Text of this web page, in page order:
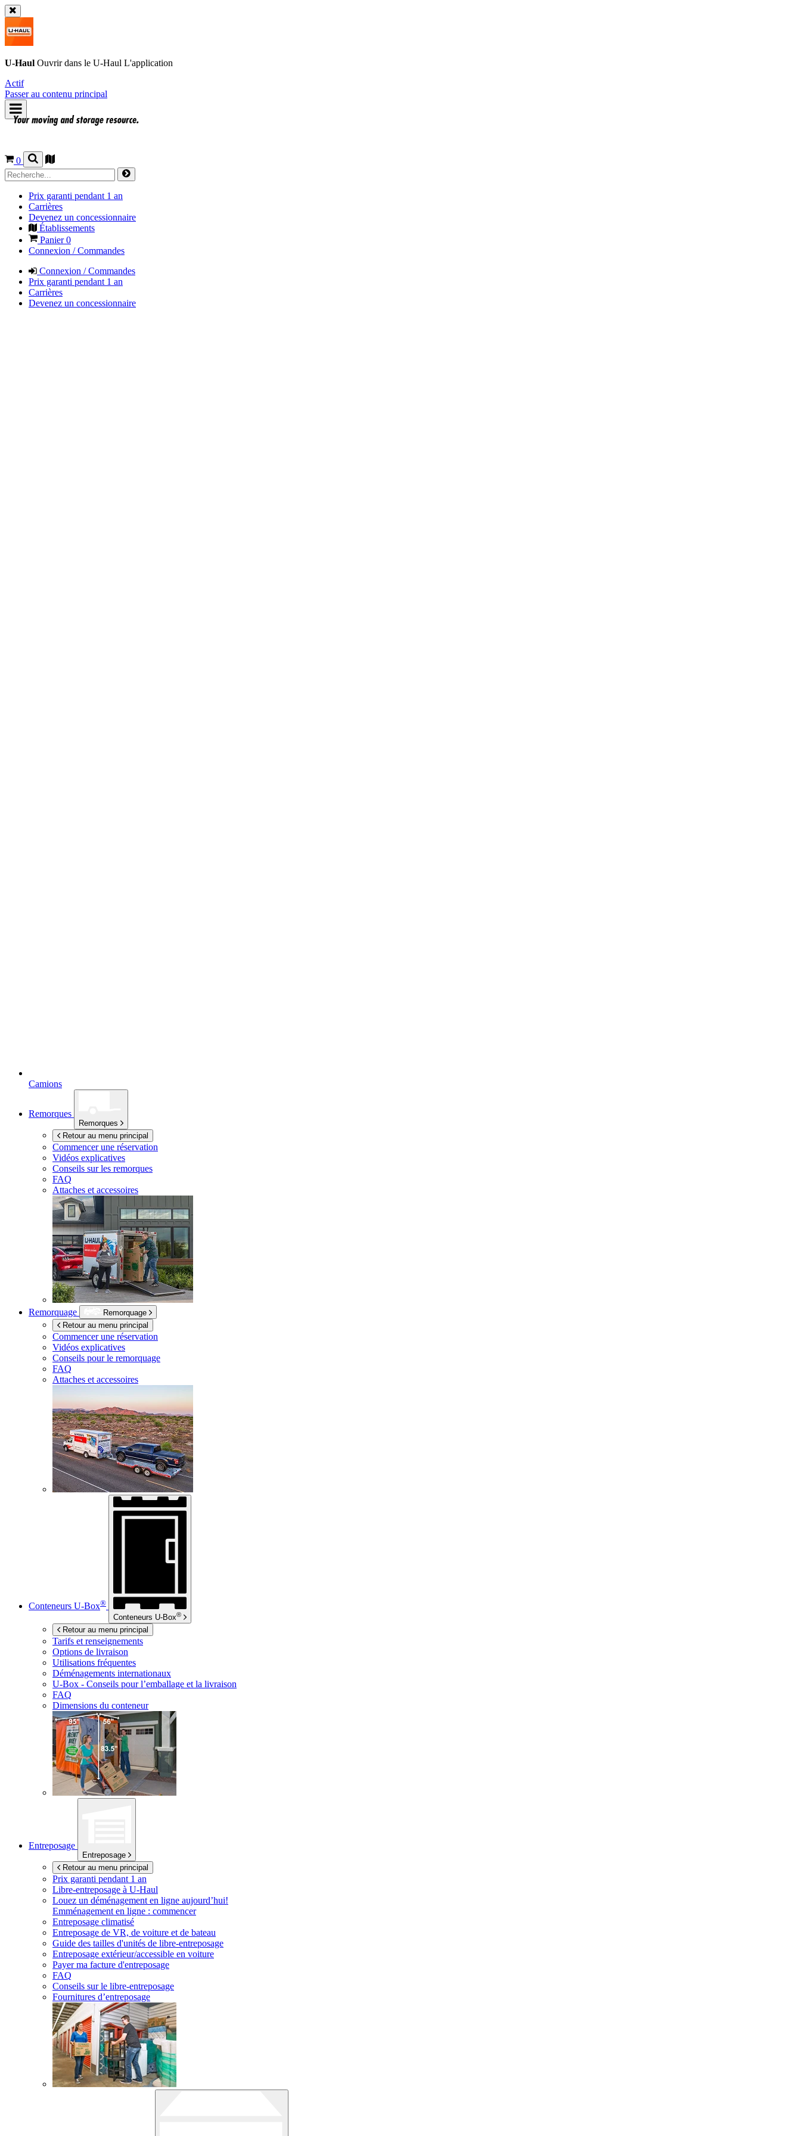
U-Haul Ouvrir dans le U-Haul L'application
Actif
Passer au contenu principal
0
Prix garanti pendant 1 an
Carrières
Devenez un concessionnaire
Établissements
Panier0
Connexion / Commandes
Connexion / Commandes
Prix garanti pendant 1 an
Carrières
Devenez un concessionnaire
Camions
Remorques
Remorques
Retour au menu principal
Commencer une réservation
Vidéos explicatives
Conseils sur les remorques
FAQ
Attaches et accessoires
Remorquage
Remorquage
Retour au menu principal
Commencer une réservation
Vidéos explicatives
Conseils pour le remorquage
FAQ
Attaches et accessoires
Conteneurs U-Box®
Conteneurs U-Box®
Retour au menu principal
Tarifs et renseignements
Options de livraison
Utilisations fréquentes
Déménagements internationaux
U-Box - Conseils pour l’emballage et la livraison
FAQ
Dimensions du conteneur
Entreposage
Entreposage
Retour au menu principal
Prix garanti pendant 1 an
Libre-entreposage à U-Haul
Louez un déménagement en ligne aujourd’hui!
Emménagement en ligne : commencer
Entreposage climatisé
Entreposage de VR, de voiture et de bateau
Guide des tailles d'unités de libre-entreposage
Entreposage extérieur/accessible en voiture
Payer ma facture d'entreposage
FAQ
Conseils sur le libre-entreposage
Fournitures d’entreposage